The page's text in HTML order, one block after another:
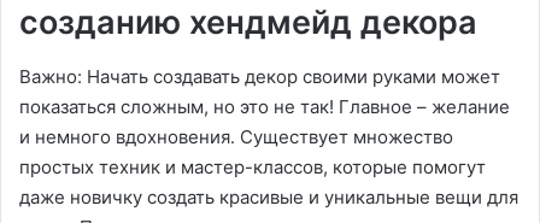
созданию хендмейд декора
Важно: Начать создавать декор своими руками может
показаться сложным, но это не так! Главное – желание
и немного вдохновения․ Существует множество
простых техник и мастер-классов, которые помогут
даже новичку создать красивые и уникальные вещи для